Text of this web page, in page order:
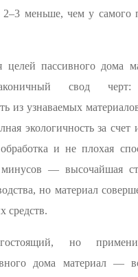
меньше, чем у самого
пассивного дома
свод
из узнаваемых
экологичность за счет
и не плохая
— высочайшая
но материал
средств.
но
дома материал —